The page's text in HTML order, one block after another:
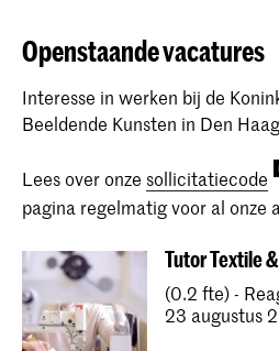
Openstaande vacatures
Interesse in werken bij de
Beeldende Kunsten in Den
Lees over onze sollicitatiecode
pagina regelmatig voor al onze
Tutor Textile
(0.2 fte) -
23 augustus